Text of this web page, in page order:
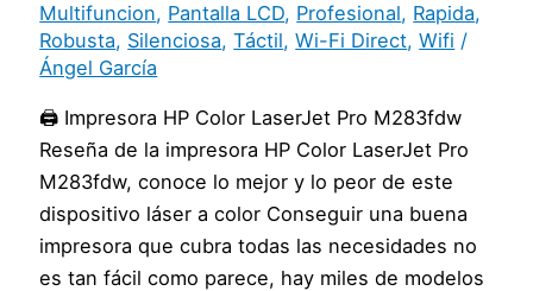
Multifuncion, Pantalla LCD, Profesional, Rapida,
Robusta, Silenciosa,Táctil,Wi-Fi Direct,Wifi /
Ángel García
🖨️ Impresora HP Color LaserJet Pro M283fdw
Reseña de la impresora HP Color LaserJet Pro
M283fdw, conoce lo mejor y lo peor de este
dispositivo láser a color Conseguir una buena
impresora que cubra todas las necesidades no
es tan fácil como parece, hay miles de modelos